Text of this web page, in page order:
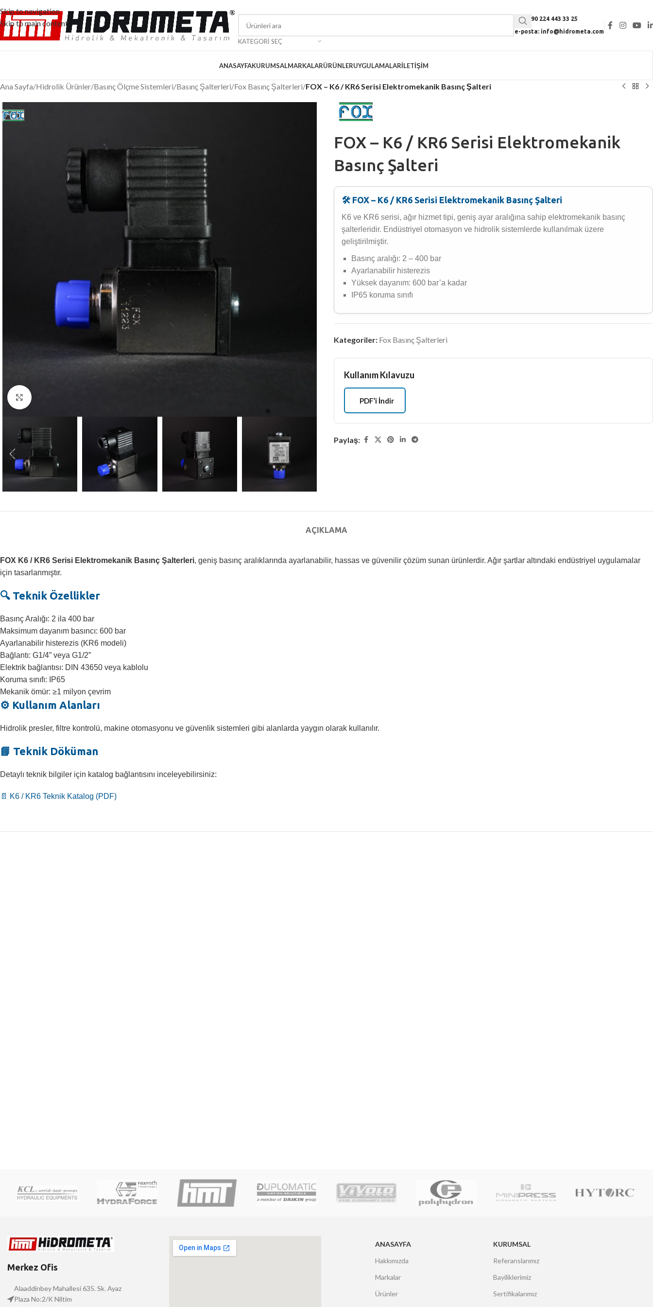
Skip to navigation
Skip to main content
KATEGORI SEÇ
Tel: +90 224 443 33 25
e-posta: info@hidrometa.com
ANASAYFAKURUMSALMARKALARÜRÜNLERUYGULAMALARİLETIŞIM
Ana Sayfa/Hidrolik Ürünler/Basınç Ölçme Sistemleri/Basınç Şalterleri/Fox Basınç Şalterleri/FOX – K6 / KR6 Serisi Elektromekanik Basınç Şalteri
FOX – K6 / KR6 Serisi Elektromekanik
Basınç Şalteri
🛠️ FOX – K6 / KR6 Serisi Elektromekanik Basınç Şalteri
K6 ve KR6 serisi, ağır hizmet tipi, geniş ayar aralığına sahip elektromekanik basınç
şalterleridir. Endüstriyel otomasyon ve hidrolik sistemlerde kullanılmak üzere
geliştirilmiştir.
Basınç aralığı: 2 – 400 bar
Ayarlanabilir histerezis
Yüksek dayanım: 600 bar’a kadar
IP65 koruma sınıfı
Kategoriler: Fox Basınç Şalterleri
Kullanım Kılavuzu
PDF’i İndir
Paylaş:
AÇIKLAMA
FOX K6 / KR6 Serisi Elektromekanik Basınç Şalterleri, geniş basınç aralıklarında ayarlanabilir, hassas ve güvenilir çözüm sunan ürünlerdir. Ağır şartlar altındaki endüstriyel uygulamalar
için tasarlanmıştır.
🔍 Teknik Özellikler
Basınç Aralığı: 2 ila 400 bar
Maksimum dayanım basıncı: 600 bar
Ayarlanabilir histerezis (KR6 modeli)
Bağlantı: G1/4” veya G1/2”
Elektrik bağlantısı: DIN 43650 veya kablolu
Koruma sınıfı: IP65
Mekanik ömür: ≥1 milyon çevrim
⚙️ Kullanım Alanları
Hidrolik presler, filtre kontrolü, makine otomasyonu ve güvenlik sistemleri gibi alanlarda yaygın olarak kullanılır.
📘 Teknik Döküman
Detaylı teknik bilgiler için katalog bağlantısını inceleyebilirsiniz:
📄 K6 / KR6 Teknik Katalog (PDF)
Merkez Ofis
Alaaddinbey Mahallesi 635. Sk. Ayaz
Plaza No:2/K Niltim
ANASAYFA
Hakkımızda
Markalar
Ürünler
KURUMSAL
Referanslarımız
Bayiliklerimiz
Sertifikalarımız